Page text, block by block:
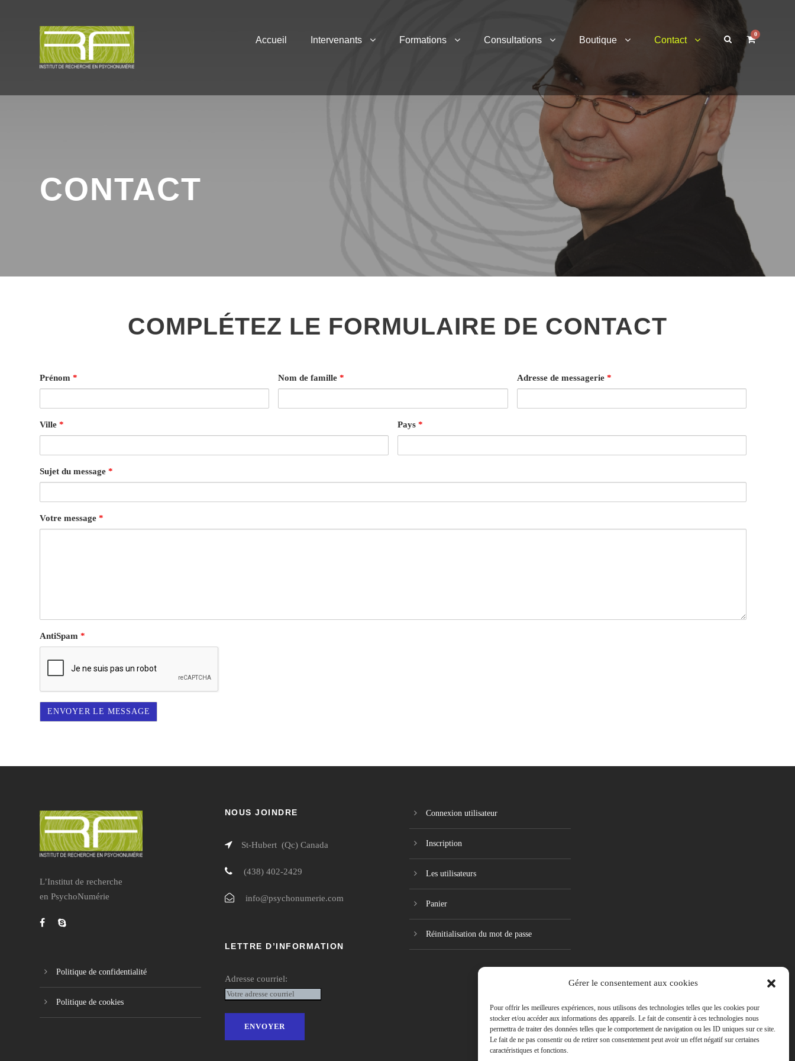
Gérer le consentement aux cookies
Pour offrir les meilleures expériences, nous utilisons des technologies telles que les cookies pour
stocker et/ou accéder aux informations des appareils. Le fait de consentir à ces technologies nous
permettra de traiter des données telles que le comportement de navigation ou les ID uniques sur ce site.
Le fait de ne pas consentir ou de retirer son consentement peut avoir un effet négatif sur certaines
caractéristiques et fonctions.
Accueil Intervenants Formations Consultations Boutique Contact
0
CONTACT
COMPLÉTEZ LE FORMULAIRE DE CONTACT
Prénom * Nom de famille* Adresse de messagerie *
Ville * Pays *
Sujet du message *
Votre message *
AntiSpam *
L’Institut de recherche
en PsychoNumérie
Politique de confidentialité
Politique de cookies
NOUS JOINDRE
St-Hubert (Qc) Canada
(438) 402-2429
info@psychonumerie.com
LETTRE D’INFORMATION
Adresse courriel:
Connexion utilisateur
Inscription
Les utilisateurs
Panier
Réinitialisation du mot de passe